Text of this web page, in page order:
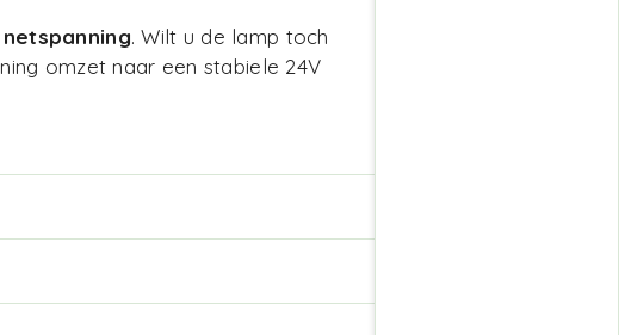
. Wilt u de lamp toch
omzet naar een stabiele 24V